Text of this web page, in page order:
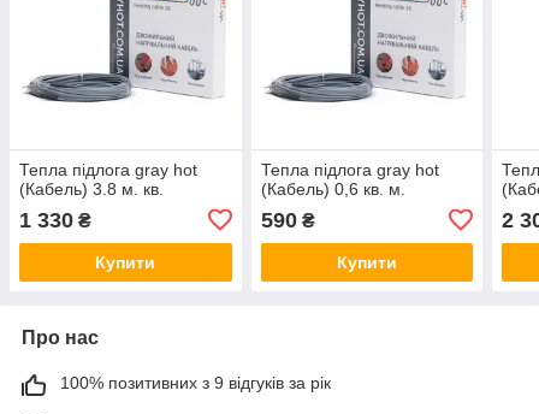
Тепла підлога gray hot
(Кабель) 3.8 м. кв.
1 330 ₴
Купити
Тепла підлога gray hot
(Кабель) 0,6 кв. м.
590₴
Купити
2
Про нас
100% позитивних з 9 відгуків за рік